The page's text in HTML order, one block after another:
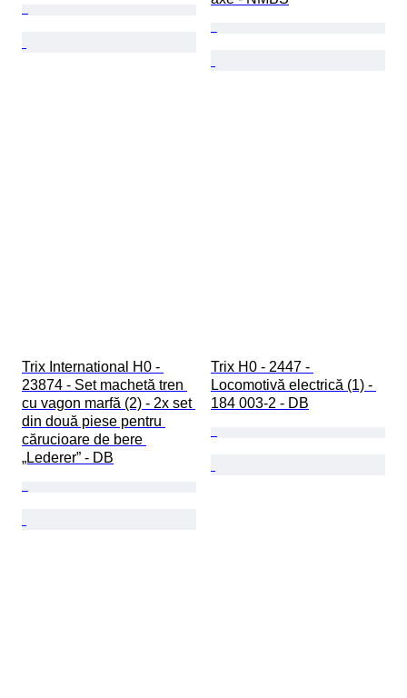
Trix International H0 -
23874 - Set machetă tren
cu vagon marfă (2) - 2x set
din două piese pentru
cărucioare de bere
„Lederer” - DB
Trix H0 - 2447 -
Locomotivă electrică (1) -
184 003-2 - DB